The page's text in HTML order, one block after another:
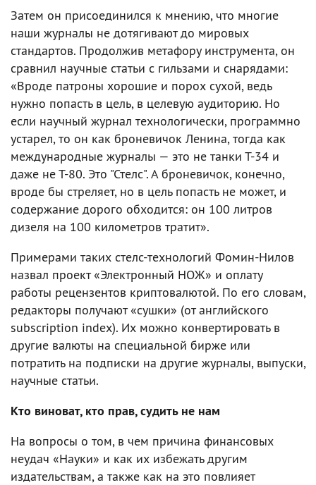
Затем он присоединился к мнению, что многие
наши журналы не дотягивают до мировых
стандартов. Продолжив метафору инструмента, он
сравнил научные статьи с гильзами и снарядами:
«Вроде патроны хорошие и порох сухой, ведь
нужно попасть в цель, в целевую аудиторию. Но
если научный журнал технологически, программно
устарел, то он как броневичок Ленина, тогда как
международные журналы — это не танки Т-34 и
даже не Т-80. Это "Стелс". А броневичок, конечно,
вроде бы стреляет, но в цель попасть не может, и
содержание дорого обходится: он 100 литров
дизеля на 100 километров тратит».
Примерами таких стелс-технологий Фомин-Нилов
назвал проект «Электронный НОЖ» и оплату
работы рецензентов криптовалютой. По его словам,
редакторы получают «сушки» (от английского
subscription index). Их можно конвертировать в
другие валюты на специальной бирже или
потратить на подписки на другие журналы, выпуски,
научные статьи.
Кто виноват, кто прав, судить не нам
На вопросы о том, в чем причина финансовых
неудач «Науки» и как их избежать другим
издательствам, а также как на это повлияет